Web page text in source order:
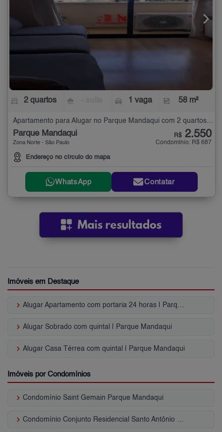
2 quartos 1 vaga 58 m²
Apartamento para Alugar no Parque Mandaqui com 2 quartos - 58 m²
Parque Mandaqui
Zona Norte - São Paulo
Endereço no círculo do mapa
R$ 2.550
Condomínio: R$ 687
WhatsApp Contatar
Imóveis em Destaque
keyboard_arrow_right Alugar Apartamento com portaria 24 horas | Parque Mandaqui
keyboard_arrow_right Alugar Sobrado com quintal | Parque Mandaqui
keyboard_arrow_right Alugar Casa Térrea com quintal | Parque Mandaqui
Imóveis por Condomínios
keyboard_arrow_right Condomínio Saint Gemain Parque Mandaqui
keyboard_arrow_right Condomínio Conjunto Residencial Santo Antônio Parque Mandaqui